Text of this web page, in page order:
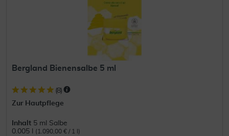
Bergland Bienensalbe 5 ml
(8)
Zur Hautpflege
Inhalt 5 ml Salbe
0.005 l
(1.090,00 € / 1 l)